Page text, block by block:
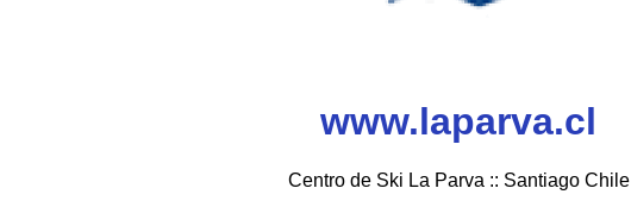
www.laparva.cl
Centro de Ski La Parva :: Santiago Chile